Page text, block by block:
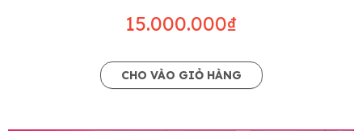
15.000.000₫
CHO VÀO GIỎ HÀNG